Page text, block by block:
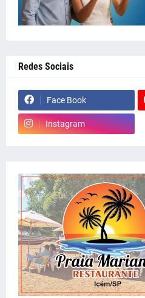
Redes Sociais
Face Book
Instagram